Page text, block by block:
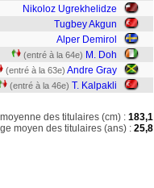
Nikoloz Ugrekhelidze
Tugbey Akgun
Alper Demirol
(entré à la 64e) M. Doh
(entré à la 63e) Andre Gray
(entré à la 46e) T. Kalpakli
des titulaires (cm) : 183,1
moyen des titulaires (ans) : 25,8